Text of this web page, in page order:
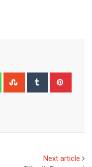
WhatsappStumbleUpon
Tumblr
Next article